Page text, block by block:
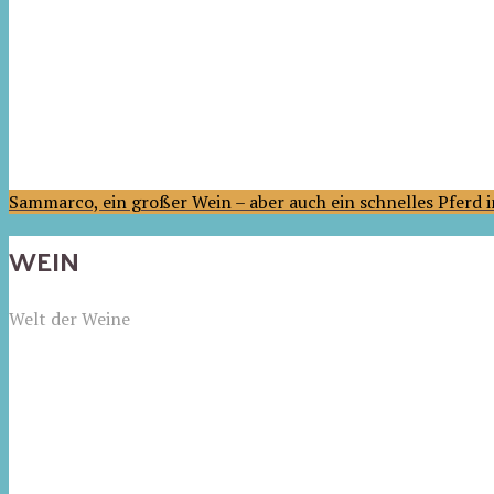
Sammarco, ein großer Wein – aber auch ein schnelles Pferd
WEIN
Welt der Weine